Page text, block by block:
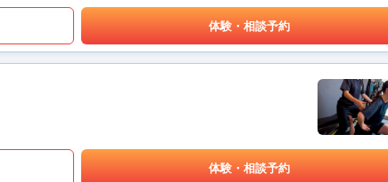
体験・相談予約
体験・相談予約